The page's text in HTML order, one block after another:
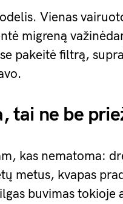
Vienas
migreną
pakeitė filtrą,
tai ne be
kas nematoma:
metus, kvapas
buvimas tokioje